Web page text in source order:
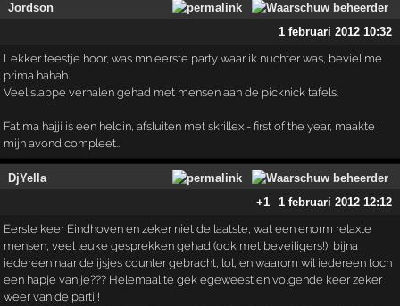
Jordson
1 februari 2012 10:32
Lekker feestje hoor, was mn eerste party waar ik nuchter was, beviel me
prima hahah.
Veel slappe verhalen gehad met mensen aan de picknick tafels.
Fatima hajji is een heldin, afsluiten met skrillex - first of the year, maakte
mijn avond compleet..
DjYella
+1
1 februari 2012 12:12
Eerste keer Eindhoven en zeker niet de laatste, wat een enorm relaxte
mensen, veel leuke gesprekken gehad (ook met beveiligers!), bijna
iedereen naar de ijsjes counter gebracht, lol, en waarom wil iedereen toch
een hapje van je??? Helemaal te gek egeweest en volgende keer zeker
weer van de partij!